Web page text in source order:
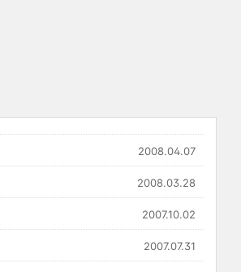
2008.04.07
2008.03.28
2007.10.02
2007.07.31